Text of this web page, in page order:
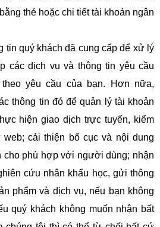
thẻ hoặc chi tiết tài khoản ngân
tin quý khách đã cung cấp để xử lý
các dịch vụ và thông tin yêu cầu
yêu cầu của bạn. Hơn nữa,
thông tin đó để quản lý tài khoản
hiện giao dịch trực tuyến, kiểm
cải thiện bố cục và nội dung
cho phù hợp với người dùng; nhận
cứu nhân khẩu học, gửi thông
phẩm và dịch vụ, nếu bạn không
quý khách không muốn nhận bất